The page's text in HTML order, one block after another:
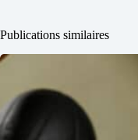
Publications similaires